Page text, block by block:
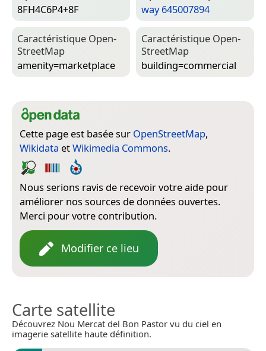
8FH4C6P4+8F
way 645007894
Caractéristique Open­
Street­Map
amenity=­marketplace
Caractéristique Open­
Street­Map
building=­commercial
Cette page est basée sur OpenStreetMap,
Wikidata etWikimedia Commons.
Nous serions ravis de recevoir votre aide pour
améliorer nos sources de données ouvertes.
Merci pour votre contribution.
Modifier ce lieu
Carte satellite
Découvrez Nou Mercat del Bon Pastor vu du ciel en
imagerie satellite haute définition.